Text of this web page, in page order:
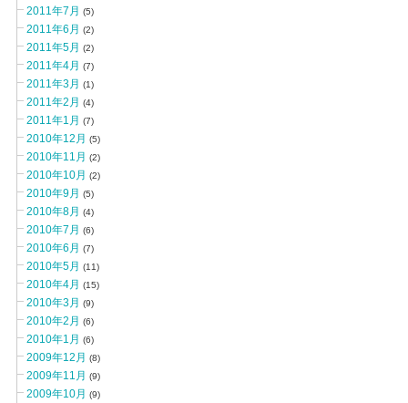
2011年7月 (5)
2011年6月 (2)
2011年5月 (2)
2011年4月 (7)
2011年3月 (1)
2011年2月 (4)
2011年1月 (7)
2010年12月 (5)
2010年11月 (2)
2010年10月 (2)
2010年9月 (5)
2010年8月 (4)
2010年7月 (6)
2010年6月 (7)
2010年5月 (11)
2010年4月 (15)
2010年3月 (9)
2010年2月 (6)
2010年1月 (6)
2009年12月 (8)
2009年11月 (9)
2009年10月 (9)